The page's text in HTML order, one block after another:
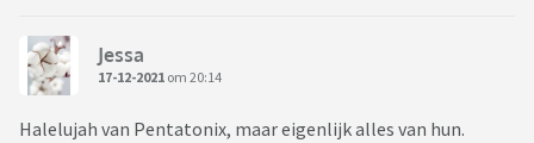
Jessa
17-12-2021 om 20:14
Halelujah van Pentatonix, maar eigenlijk alles van hun.